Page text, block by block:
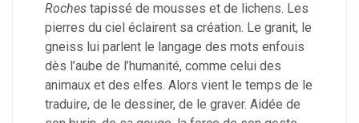
Roches tapissé de mousses et de lichens. Les
pierres du ciel éclairent sa création. Le granit, le
gneiss lui parlent le langage des mots enfouis
dès l’aube de l’humanité, comme celui des
animaux et des elfes. Alors vient le temps de le
traduire, de le dessiner, de le graver. Aidée de